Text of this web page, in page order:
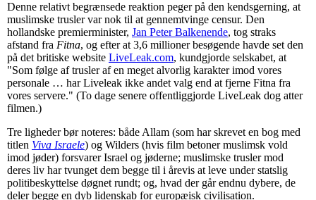
Denne relativt begrænsede reaktion peger på den kendsgerning, at
muslimske trusler var nok til at gennemtvinge censur. Den
hollandske premierminister, Jan Peter Balkenende, tog straks
afstand fra Fitna, og efter at 3,6 millioner besøgende havde set den
på det britiske website LiveLeak.com, kundgjorde selskabet, at
"Som følge af trusler af en meget alvorlig karakter imod vores
personale … har Liveleak ikke andet valg end at fjerne Fitna fra
vores servere." (To dage senere offentliggjorde LiveLeak dog atter
filmen.)
Tre ligheder bør noteres: både Allam (som har skrevet en bog med
titlen Viva Israele) og Wilders (hvis film betoner muslimsk vold
imod jøder) forsvarer Israel og jøderne; muslimske trusler mod
deres liv har tvunget dem begge til i årevis at leve under statslig
politibeskyttelse døgnet rundt; og, hvad der går endnu dybere, de
deler begge en dyb lidenskab for europæisk civilisation.